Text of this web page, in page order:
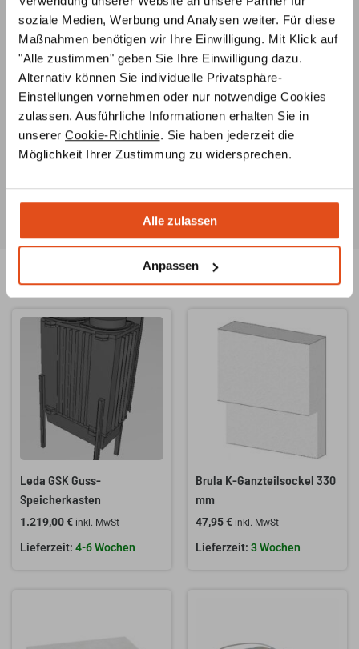
soziale Medien, Werbung und Analysen weiter. Für diese
Maßnahmen benötigen wir Ihre Einwilligung. Mit Klick auf
"Alle zustimmen" geben Sie Ihre Einwilligung dazu.
Alternativ können Sie individuelle Privatsphäre-
Einstellungen vornehmen oder nur notwendige Cookies
zulassen. Ausführliche Informationen erhalten Sie in
unserer Cookie-Richtlinie. Sie haben jederzeit die
Möglichkeit Ihrer Zustimmung zu widersprechen.
Alle zulassen
Anpassen
Individuelle Beratung
UnsereOfenbauerstehen Ihnen von der
Ideenentwicklung bis zur fachgerechten Installation
Ihres Ofensjederzeit beratendzur Seite
Ersatzteilservice
Unsere Ofenbauerberaten Sie umfassend zu
Ersatzteilen für Ihren Ofen oder Kamin und helfen Ihnen
Ähnliche Produkte
Leda GSK Guss-
Speicherkasten
1.219,00€ inkl. MwSt
4-6 Wochen
Brula K-Ganzteilsockel 330
mm
47,95€ inkl. MwSt
3 Wochen